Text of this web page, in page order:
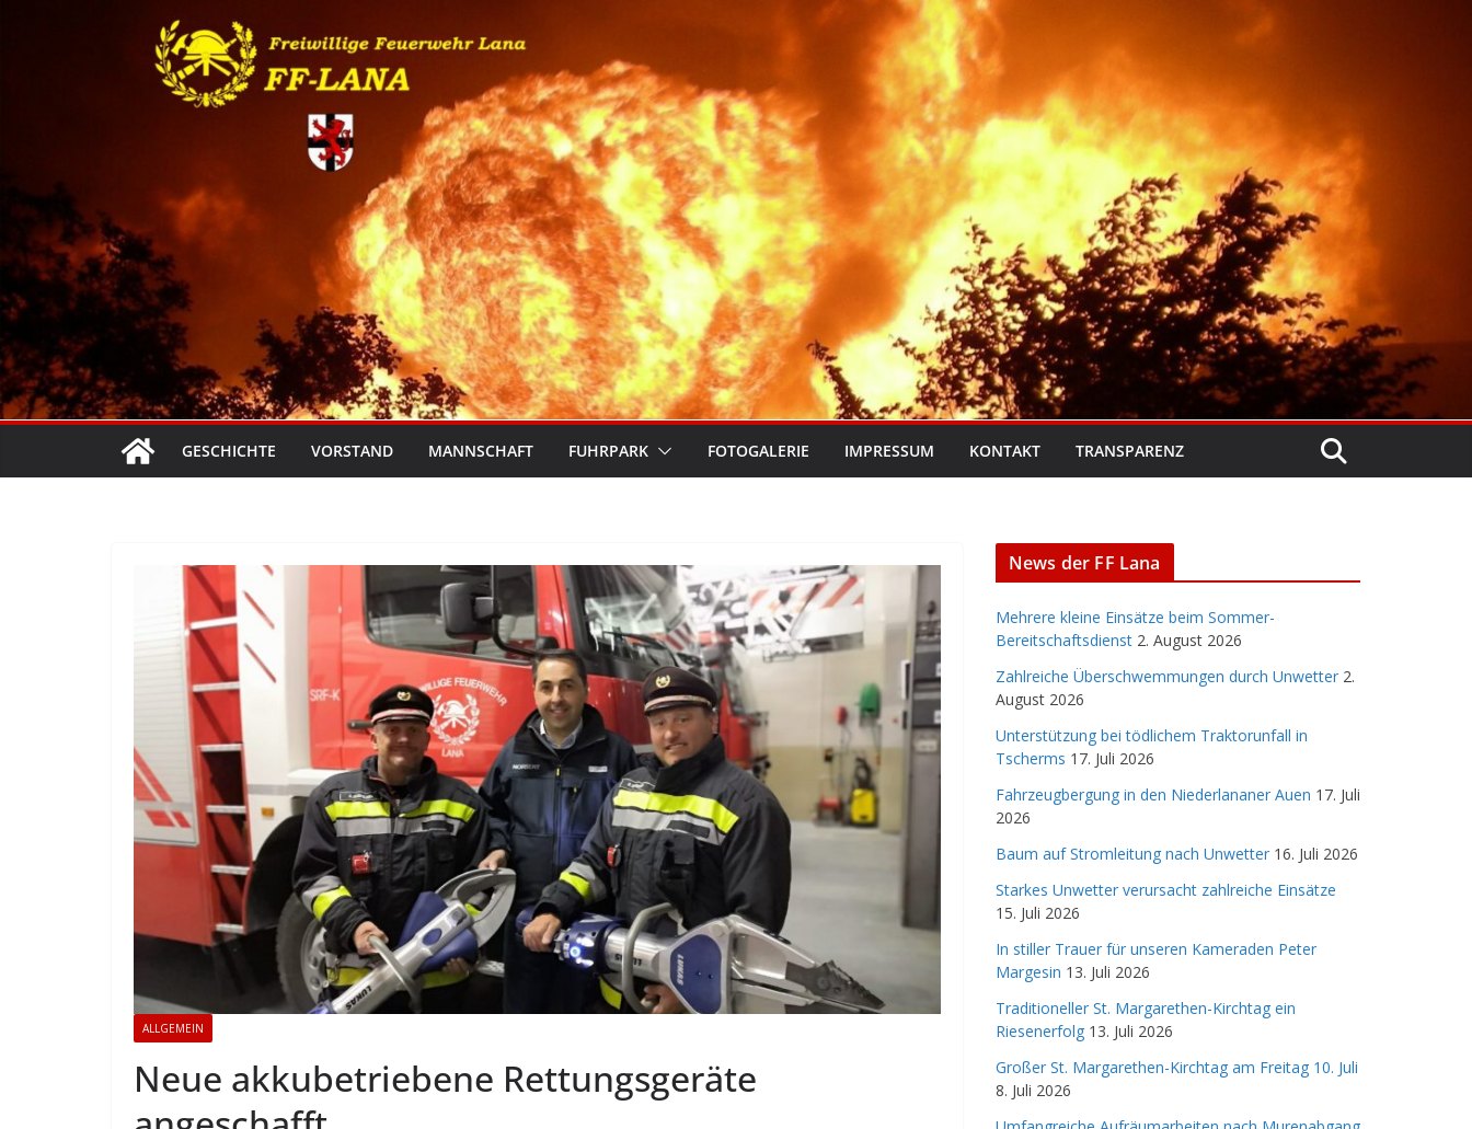
GESCHICHTE VORSTAND MANNSCHAFT FUHRPARK FOTOGALERIE IMPRESSUM KONTAKT TRANSPARENZ
ALLGEMEIN
Neue akkubetriebene Rettungsgeräte
News der FF Lana
Mehrere kleine Einsätze beim Sommer-
Bereitschaftsdienst 2. August 2026
Zahlreiche Überschwemmungen durch Unwetter 2.
August 2026
Unterstützung bei tödlichem Traktorunfall in
Tscherms 17. Juli 2026
Fahrzeugbergung in den Niederlananer Auen 17. Juli
2026
Baum auf Stromleitung nach Unwetter 16. Juli 2026
Starkes Unwetter verursacht zahlreiche Einsätze
15. Juli 2026
In stiller Trauer für unseren Kameraden Peter
Margesin 13. Juli 2026
Traditioneller St. Margarethen-Kirchtag ein
Riesenerfolg 13. Juli 2026
Großer St. Margarethen-Kirchtag am Freitag 10. Juli
8. Juli 2026